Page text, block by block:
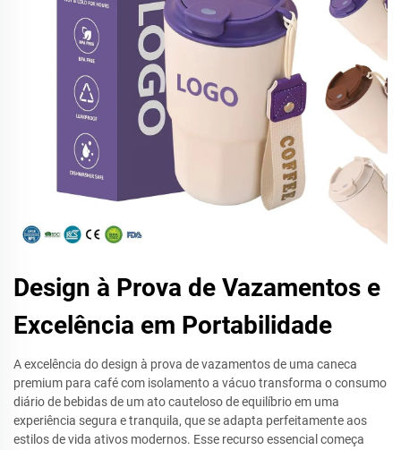
Design à Prova de Vazamentos e
Excelência em Portabilidade
A excelência do design à prova de vazamentos de uma caneca
premium para café com isolamento a vácuo transforma o consumo
diário de bebidas de um ato cauteloso de equilíbrio em uma
experiência segura e tranquila, que se adapta perfeitamente aos
estilos de vida ativos modernos. Esse recurso essencial começa